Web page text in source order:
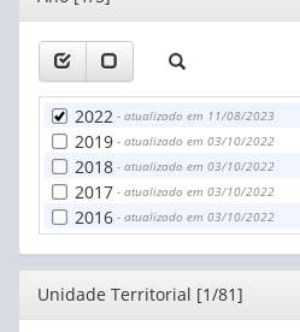
2022 - atualizado em 11/08/2023
2019 - atualizado em 03/10/2022
2018 - atualizado em 03/10/2022
2017 - atualizado em 03/10/2022
2016 - atualizado em 03/10/2022
Editor
Unidade Territorial [1/81]